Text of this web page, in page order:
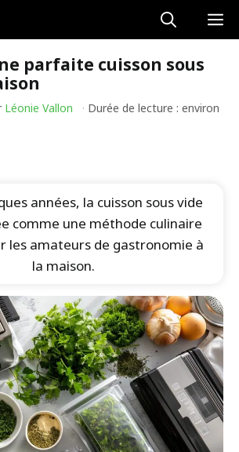
parfaite cuisson sous
Léonie Vallon · Durée de lecture : environ
années, la cuisson sous vide
comme une méthode culinaire
les amateurs de gastronomie à
la maison.